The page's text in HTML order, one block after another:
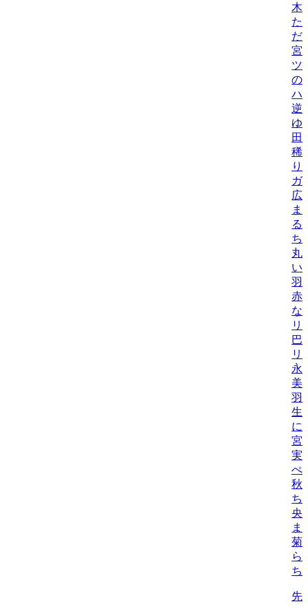
木
た
だ
宮
ツ
の
ハ
逆
ゆ
田
稀
り
ガ
広
ま
る
ち
丸
い
羽
赤
な
リ
巴
リ
永
美
羽
生/
に
宮
実/
ぺ
秋
ち
央
菊
ら
ち
先